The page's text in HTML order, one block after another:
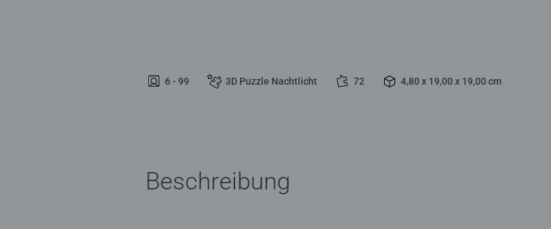
6 - 99 3D Puzzle Nachtlicht 72 4,80 x 19,00 x 19,00 cm
Beschreibung